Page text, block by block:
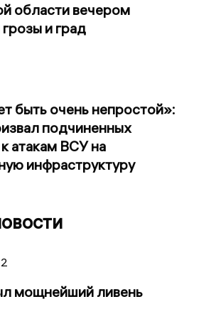
области вечером
и град
быть очень непростой»:
подчиненных
атакам ВСУ на
инфраструктуру
мощнейший ливень